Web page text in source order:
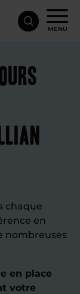
MENU
chaque
en
nombreuses
en place
votre